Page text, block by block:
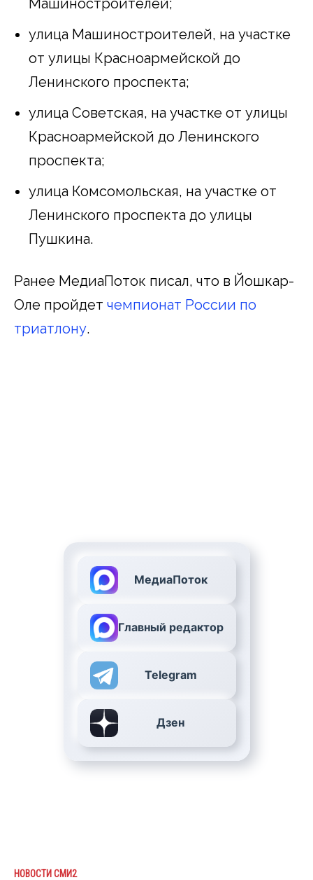
улица Машиностроителей, на участке
от улицы Красноармейской до
Ленинского проспекта;
улица Советская, на участке от улицы
Красноармейской до Ленинского
проспекта;
улица Комсомольская, на участке от
Ленинского проспекта до улицы
Пушкина.
Ранее МедиаПоток писал, что в Йошкар-
Оле пройдет чемпионат России по
триатлону.
МедиаПоток
Главный редактор
Telegram
Дзен
НОВОСТИ СМИ2